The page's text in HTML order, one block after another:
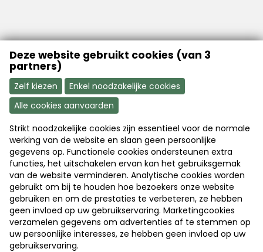
VFB is a member of Better Finance
Aanmelden Word nu lid
Disclaimer|Copyright|Privacy
Deze website gebruikt cookies (van 3
partners)
Zelf kiezen
Enkel noodzakelijke cookies
Alle cookies aanvaarden
Strikt noodzakelijke cookies zijn essentieel voor de normale
werking van de website en slaan geen persoonlijke
gegevens op. Functionele cookies ondersteunen extra
functies, het uitschakelen ervan kan het gebruiksgemak
van de website verminderen. Analytische cookies worden
gebruikt om bij te houden hoe bezoekers onze website
gebruiken en om de prestaties te verbeteren, ze hebben
geen invloed op uw gebruikservaring. Marketingcookies
verzamelen gegevens om advertenties af te stemmen op
uw persoonlijke interesses, ze hebben geen invloed op uw
gebruikservaring.
© 2026 Vlaamse Federatie van Beleggers
Webdesign & development byServico